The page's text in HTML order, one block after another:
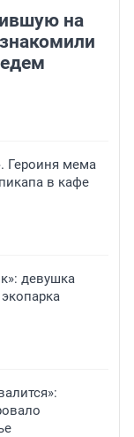
на
Героиня мема
в кафе
девушка